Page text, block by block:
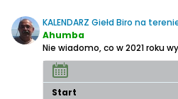
KALENDARZ Giełd Biro na
Ahumba
Nie wiadomo, co w 2021 roku wykombimuje corona wirus
Start